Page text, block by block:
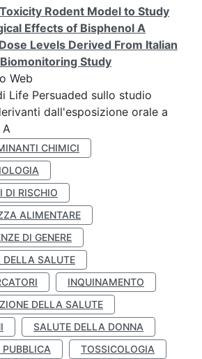
Rodent Model to Study
Effects of Bisphenol A
Levels Derived From Italian
Study
Web
Life Persuaded sullo studio
dall'esposizione orale a
A
CHIMICI
DI RISCHIO
ALIMENTARE
DI GENERE
DELLA SALUTE
INQUINAMENTO
DELLA SALUTE
SALUTE DELLA DONNA
TOSSICOLOGIA